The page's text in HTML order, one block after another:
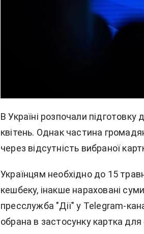
В Україні розпочали
квітень. Однак частина
через відсутність вибраної
Українцям необхідно до 15
кешбеку, інакше нараховані
пресслужба "Дії" у Telegram-
обрана в застосунку картка